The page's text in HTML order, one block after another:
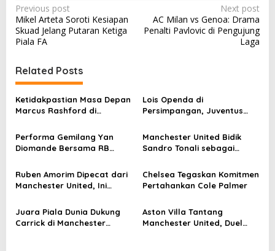
P
o
s
t
n
a
v
i
g
t
o
Previous post
Mikel Arteta Soroti Kesiapan
Skuad Jelang Putaran Ketiga
Piala FA
Next post
AC Milan vs Genoa: Drama
Penalti Pavlovic di Pengujung
Laga
Related Posts
Ketidakpastian Masa Depan
Marcus Rashford di
Lois Openda di
Persimpangan, Juventus
Performa Gemilang Yan
Diomande Bersama RB
Manchester United Bidik
Sandro Tonali sebagai
Ruben Amorim Dipecat dari
Manchester United, Ini
Chelsea Tegaskan Komitmen
Pertahankan Cole Palmer
Juara Piala Dunia Dukung
Carrick di Manchester
Aston Villa Tantang
Manchester United, Duel